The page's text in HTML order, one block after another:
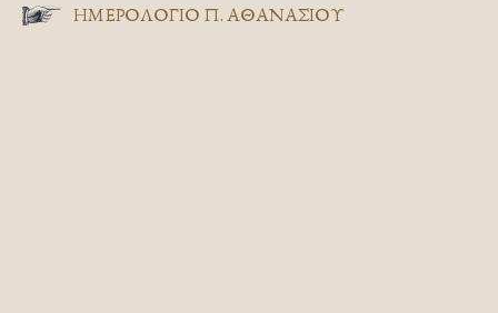
ΗΜΕΡΟΛΟΓΙΟ Π. ΑΘΑΝΑΣΙΟΥ